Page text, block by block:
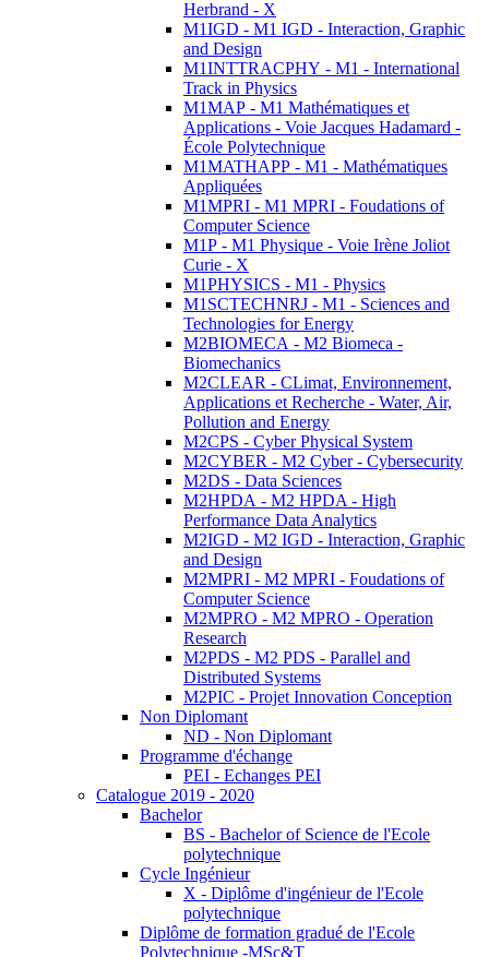
Herbrand - X
M1IGD - M1 IGD - Interaction, Graphic
and Design
M1INTTRACPHY - M1 - International
Track in Physics
M1MAP - M1 Mathématiques et
Applications - Voie Jacques Hadamard -
École Polytechnique
M1MATHAPP - M1 - Mathématiques
Appliquées
M1MPRI - M1 MPRI - Foudations of
Computer Science
M1P - M1 Physique - Voie Irène Joliot
Curie - X
M1PHYSICS - M1 - Physics
M1SCTECHNRJ - M1 - Sciences and
Technologies for Energy
M2BIOMECA - M2 Biomeca -
Biomechanics
M2CLEAR - CLimat, Environnement,
Applications et Recherche - Water, Air,
Pollution and Energy
M2CPS - Cyber Physical System
M2CYBER - M2 Cyber - Cybersecurity
M2DS - Data Sciences
M2HPDA - M2 HPDA - High
Performance Data Analytics
M2IGD - M2 IGD - Interaction, Graphic
and Design
M2MPRI - M2 MPRI - Foudations of
Computer Science
M2MPRO - M2 MPRO - Operation
Research
M2PDS - M2 PDS - Parallel and
Distributed Systems
M2PIC - Projet Innovation Conception
Non Diplomant
ND - Non Diplomant
Programme d'échange
PEI - Echanges PEI
Catalogue 2019 - 2020
Bachelor
BS - Bachelor of Science de l'Ecole
polytechnique
Cycle Ingénieur
X - Diplôme d'ingénieur de l'Ecole
polytechnique
Diplôme de formation gradué de l'Ecole
Polytechnique -MSc&T